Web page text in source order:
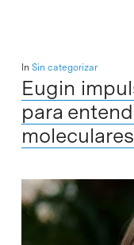
In Sin categorizar
Eugin
para